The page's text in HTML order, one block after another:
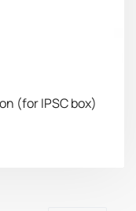
(for IPSC box)